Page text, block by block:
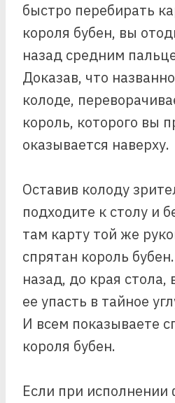
быстро перебирать
короля бубен, вы
назад средним
Доказав, что
колоде,
король, которого вы
оказывается наверху.
Оставив колоду
подходите к столу и
там карту той же
спрятан король
назад, до края стола,
ее упасть в тайное
И всем показываете
короля бубен.
Если при исполнении